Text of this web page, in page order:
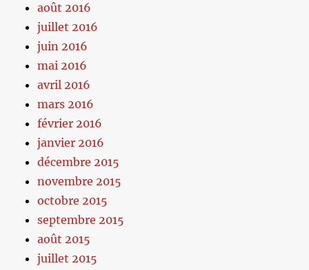
août 2016
juillet 2016
juin 2016
mai 2016
avril 2016
mars 2016
février 2016
janvier 2016
décembre 2015
novembre 2015
octobre 2015
septembre 2015
août 2015
juillet 2015